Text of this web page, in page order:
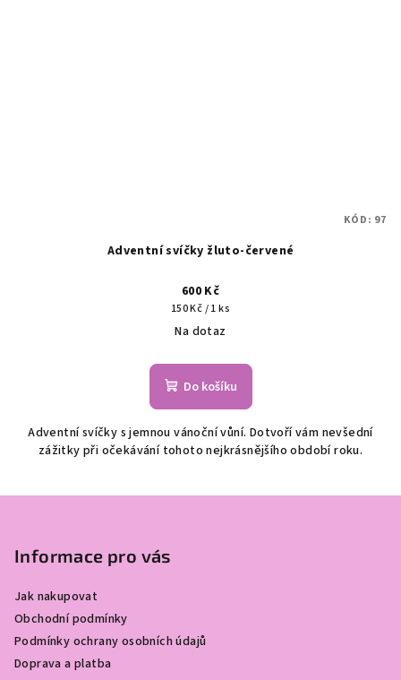
Adventní svíčky žluto-červené
600 Kč
Měrná
cena:
150 Kč / 1 ks
Na dotaz
Do košíku
Adventní svíčky s jemnou vánoční vůní. Dotvoří vám nevšední
zážitky při očekávání tohoto nejkrásnějšího období roku.
KÓD: 97
Informace pro vás
Jak nakupovat
Obchodní podmínky
Podmínky ochrany osobních údajů
Doprava a platba